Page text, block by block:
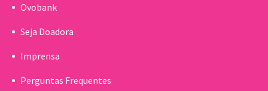
Ovobank
Seja Doadora
Imprensa
Perguntas Frequentes